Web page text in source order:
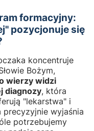
formacyjny:
pozycjonuje się
koncentruje
Bożym,
wierzy widzi
diagnozy, która
"lekarstwa" i
wyjaśnia
potrzebujemy